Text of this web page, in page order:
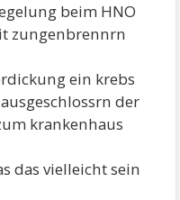
beim HNO
zungenbrennrn
ein krebs
der
krankenhaus
das vielleicht sein